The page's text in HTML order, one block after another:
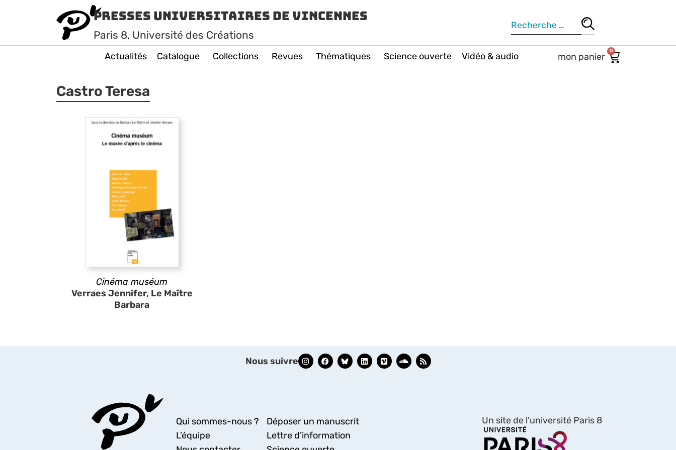
Presses Universitaires de Vincennes
Paris 8, Université des Créations
Actualités Catalogue Collections Revues Thématiques Science ouverte Vidéo & audio 0
Castro Teresa
Cinéma muséum
Verraes Jennifer, Le Maître
Barbara
Nous suivre
Qui sommes-nous ?
L’équipe
Déposer un manuscrit
Lettre d’information
Un site de l'université Paris 8